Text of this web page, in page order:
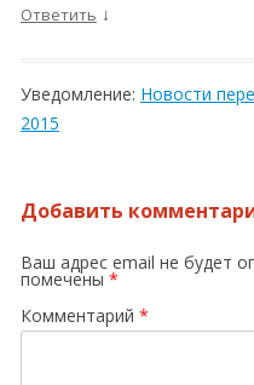
Ответить ↓
Уведомление: Новости
2015
Добавить
Ваш адрес email не будет
помечены *
Комментарий *